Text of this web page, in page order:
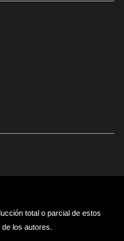
total o parcial de estos
los autores.